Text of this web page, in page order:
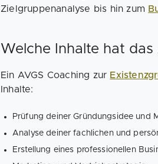
Zielgruppenanalyse bis hin zum
Welche Inhalte hat das
Ein AVGS Coaching zur
Inhalte:
Prüfung deiner Gründungsidee und
Analyse deiner fachlichen und
Erstellung eines professionellen